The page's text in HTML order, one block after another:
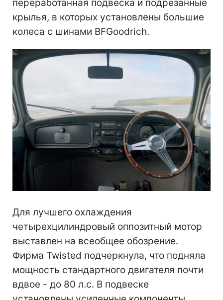
переработанная подвеска и подрезанные
крылья, в которых установлены большие
колеса с шинами BFGoodrich.
Для лучшего охлаждения
четырехцилиндровый оппозитный мотор
выставлен на всеобщее обозрение.
Фирма Twisted подчеркнула, что подняла
мощность стандартного двигателя почти
вдвое - до 80 л.с. В подвеске